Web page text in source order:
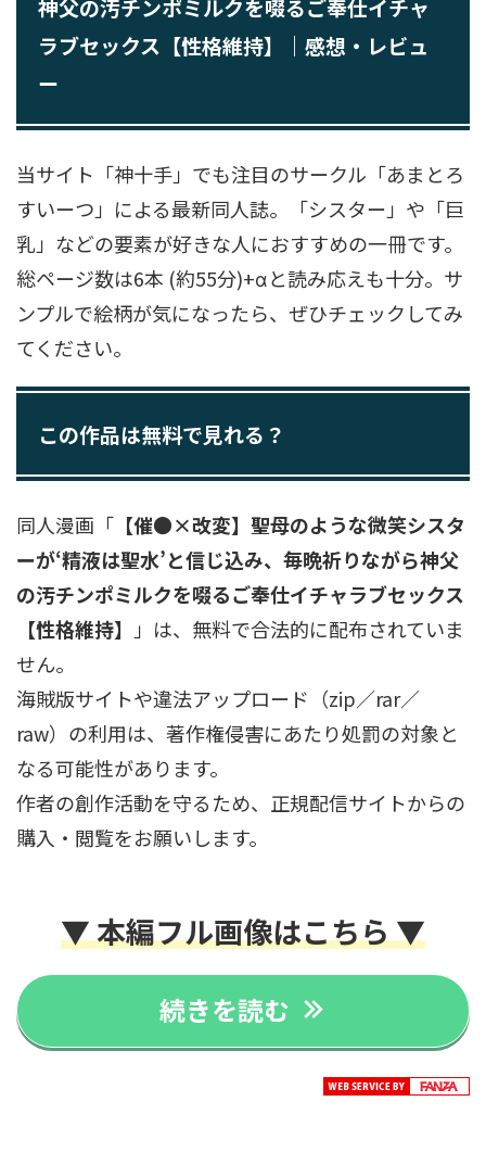
神父の汚チンポミルクを啜るご奉仕イチャ
ラブセックス【性格維持】｜感想・レビュ
ー
当サイト「神十手」でも注目のサークル「あまとろ
すいーつ」による最新同人誌。「シスター」や「巨
乳」などの要素が好きな人におすすめの一冊です。
総ページ数は6本 (約55分)+αと読み応えも十分。サ
ンプルで絵柄が気になったら、ぜひチェックしてみ
てください。
この作品は無料で見れる？
同人漫画「 【催●×改変】聖母のような微笑シスタ
ーが‘精液は聖水’と信じ込み、毎晩祈りながら神父
の汚チンポミルクを啜るご奉仕イチャラブセックス
【性格維持】
」は、無料で合法的に配布されていま
せん。
海賊版サイトや違法アップロード（zip／rar／
raw）の利用は、著作権侵害にあたり処罰の対象と
なる可能性があります。
作者の創作活動を守るため、正規配信サイトからの
購入・閲覧をお願いします。
▼ 本編フル画像はこちら ▼
続きを読む